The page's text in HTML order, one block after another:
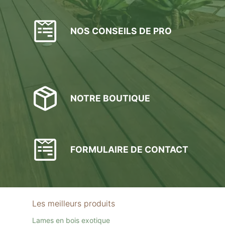
NOS CONSEILS DE PRO
NOTRE BOUTIQUE
FORMULAIRE DE CONTACT
Les meilleurs produits
Lames en bois exotique